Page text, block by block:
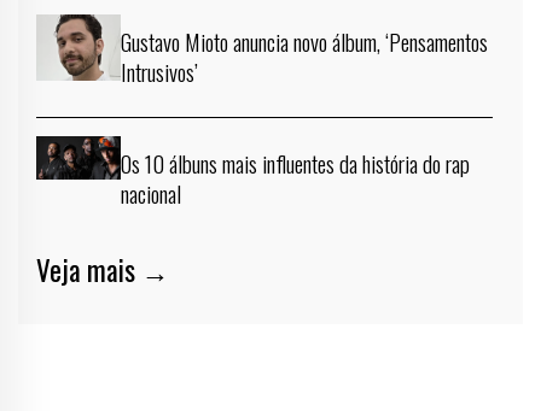
Gustavo Mioto anuncia novo álbum, ‘Pensamentos
Intrusivos’
Os 10 álbuns mais influentes da história do rap
nacional
Veja mais →